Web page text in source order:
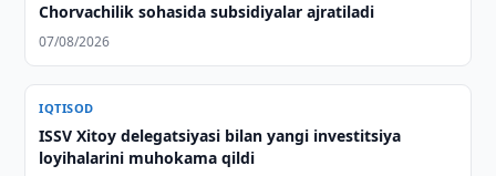
Chorvachilik sohasida subsidiyalar ajratiladi
07/08/2026
IQTISOD
ISSV Xitoy delegatsiyasi bilan yangi investitsiya
loyihalarini muhokama qildi